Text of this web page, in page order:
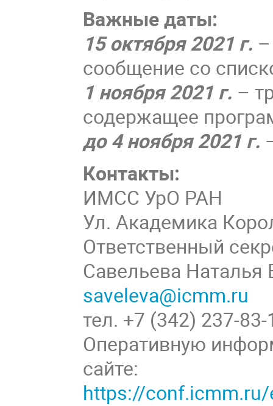
Важные даты:
15 октября 2021 г.
сообщение со
1 ноября 2021 г. –
содержащее
до 4 ноября 2021 г.
Контакты:
ИМСС УрО РАН
Ул. Академика
Ответственный
Савельева
saveleva@icmm.ru
тел. +7 (342) 237-83-
Оперативную
сайте:
https://conf.icmm.ru/